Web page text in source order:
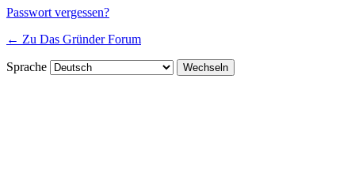
Passwort vergessen?
← Zu Das Gründer Forum
Sprache